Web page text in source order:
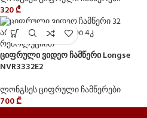
320₾
ციფრული ვიდეო ჩამწერი Longse
NVR3332E2
ლონგსეს ციფრული ჩამწერები
700₾